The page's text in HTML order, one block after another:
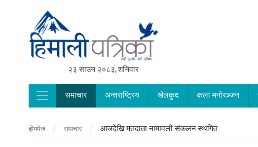
२३ साउन २०८३, शनिवार
Main Navigation
समाचार अन्तराष्ट्रिय खेलकुद कला मनोरञ्जन
होमपेज / समाचार / आजदेखि मतदाता नामावली संकलन स्थगित